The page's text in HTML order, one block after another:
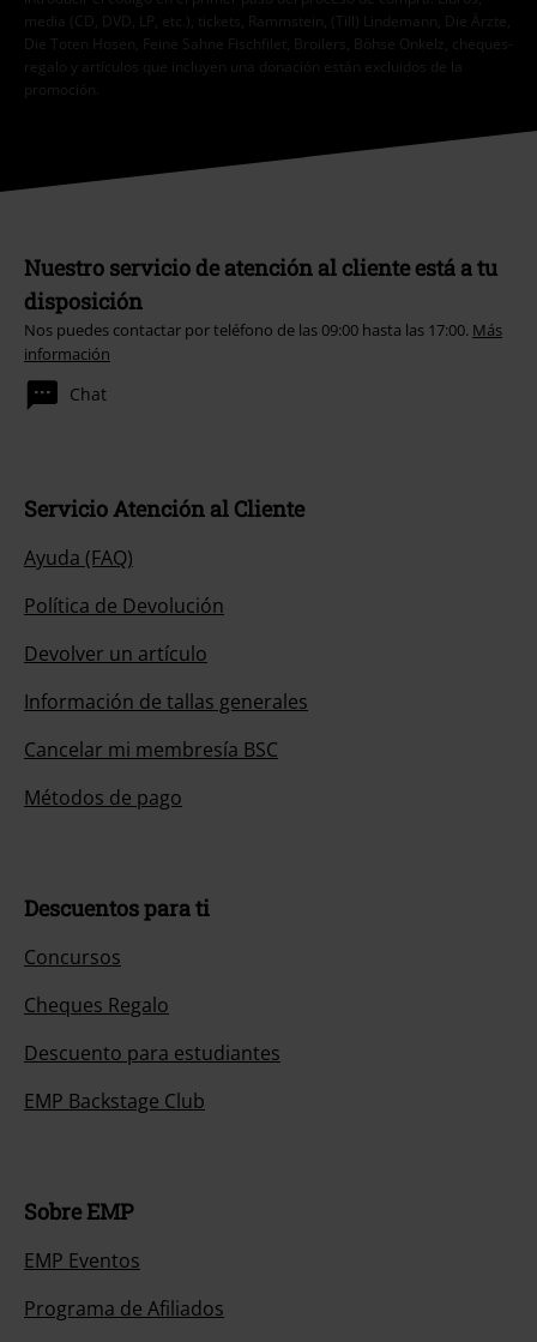
media (CD, DVD, LP, etc.), tickets, Rammstein, (Till) Lindemann, Die Ärzte,
Die Toten Hosen, Feine Sahne Fischfilet, Broilers, Böhse Onkelz, cheques-
regalo y artículos que incluyen una donación están excluidos de la
promoción.
Nuestro servicio de atención al cliente está a tu
disposición
Nos puedes contactar por teléfono de las 09:00 hasta las 17:00. Más
información
Chat
Servicio Atención al Cliente
Ayuda (FAQ)
Política de Devolución
Devolver un artículo
Información de tallas generales
Cancelar mi membresía BSC
Métodos de pago
Descuentos para ti
Concursos
Cheques Regalo
Descuento para estudiantes
EMP Backstage Club
Sobre EMP
EMP Eventos
Programa de Afiliados